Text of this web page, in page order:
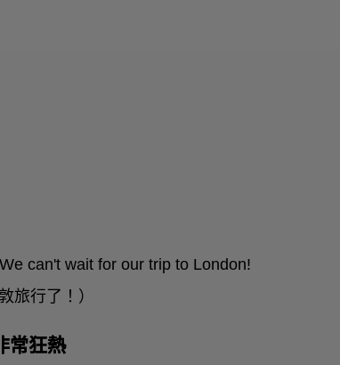
can't wait for our trip to London!
旅行了！）
常狂熱